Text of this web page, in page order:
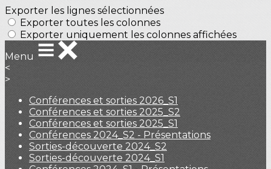
Exporter les lignes sélectionnées
Exporter toutes les colonnes
Exporter uniquement les colonnes affichées
Menu
<
>
Conférences et sorties 2026_S1
Conférences et sorties 2025_S2
Conférences et sorties 2025_S1
Conférences 2024_S2 - Présentations
Sorties-découverte 2024_S2
Sorties-découverte 2024_S1